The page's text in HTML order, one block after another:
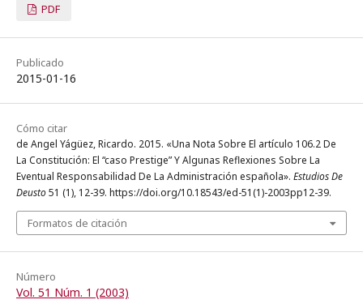
PDF
Publicado
2015-01-16
Cómo citar
de Angel Yágüez, Ricardo. 2015. «Una Nota Sobre El artículo 106.2 De
La Constitución: El “caso Prestige” Y Algunas Reflexiones Sobre La
Eventual Responsabilidad De La Administración española». Estudios De
Deusto51 (1), 12-39. https://doi.org/10.18543/ed-51(1)-2003pp12-39.
Formatos de citación
Número
Vol. 51 Núm. 1 (2003)